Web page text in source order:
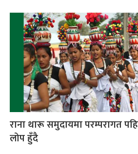
राना थारू समुदायमा परम्परागत
लोप हुँदै